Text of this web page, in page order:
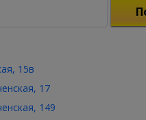
15в
17
149